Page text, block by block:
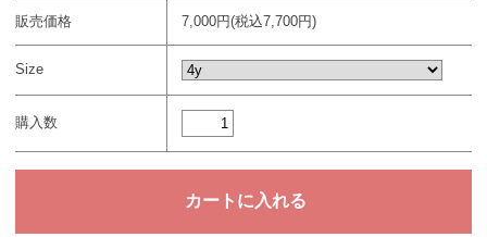
販売価格 7,000円(税込7,700円)
Size
購入数